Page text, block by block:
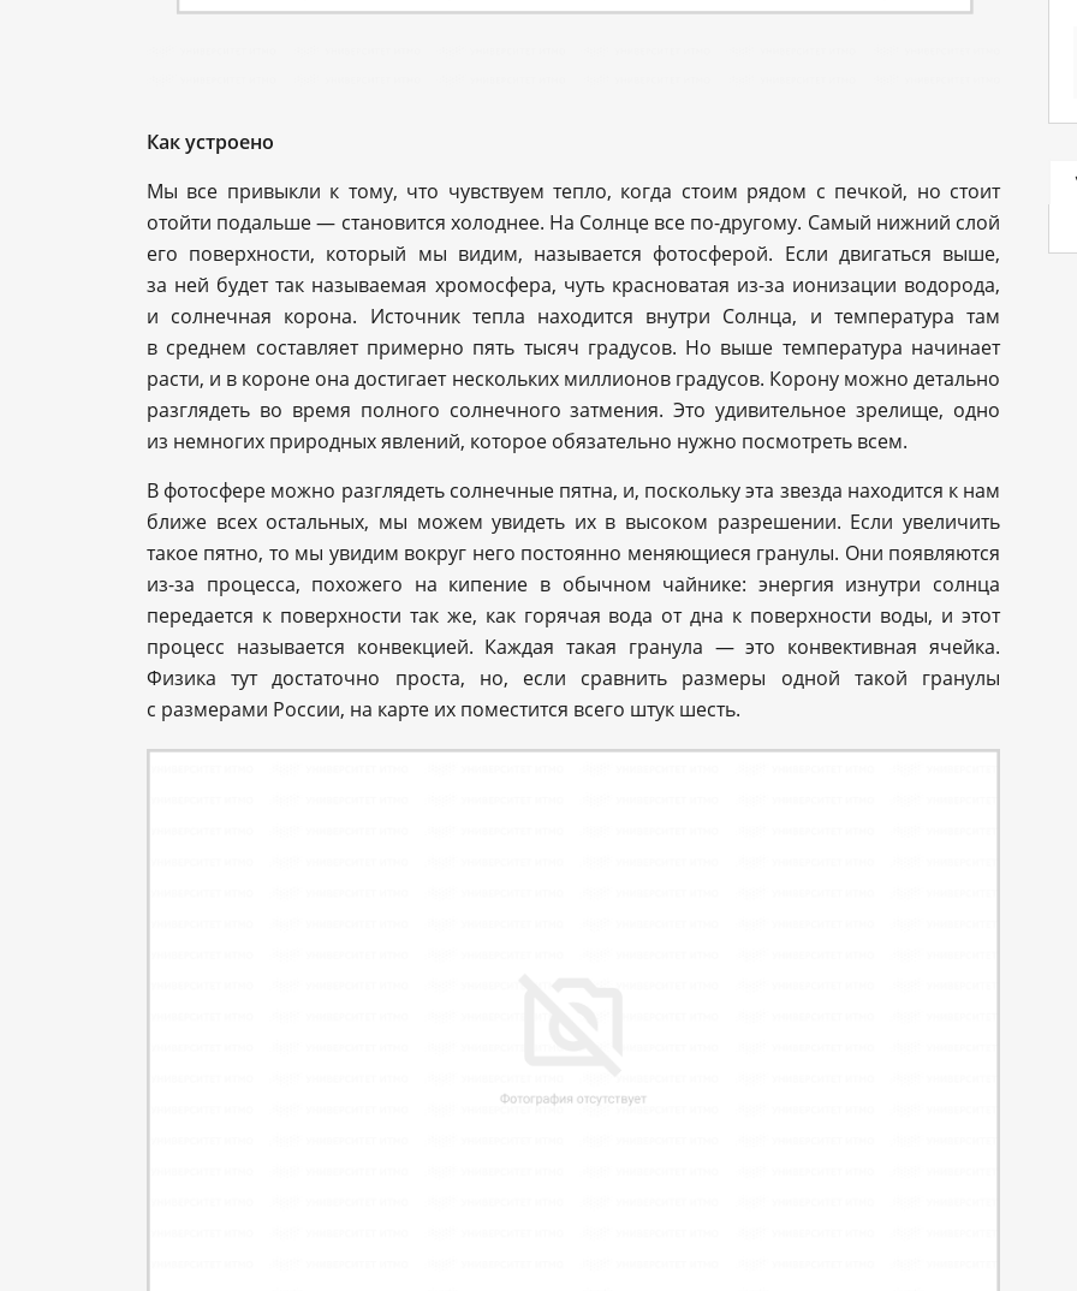
Как устроено
Мы все привыкли к тому, что чувствуем тепло, когда стоим рядом с печкой, но стоит
отойти подальше — становится холоднее. На Солнце все по-другому. Самый нижний слой
его поверхности, который мы видим, называется фотосферой. Если двигаться выше,
за ней будет так называемая хромосфера, чуть красноватая из-за ионизации водорода,
и солнечная корона. Источник тепла находится внутри Солнца, и температура там
в среднем составляет примерно пять тысяч градусов. Но выше температура начинает
расти, и в короне она достигает нескольких миллионов градусов. Корону можно детально
разглядеть во время полного солнечного затмения. Это удивительное зрелище, одно
из немногих природных явлений, которое обязательно нужно посмотреть всем.
В фотосфере можно разглядеть солнечные пятна, и, поскольку эта звезда находится к нам
ближе всех остальных, мы можем увидеть их в высоком разрешении. Если увеличить
такое пятно, то мы увидим вокруг него постоянно меняющиеся гранулы. Они появляются
из-за процесса, похожего на кипение в обычном чайнике: энергия изнутри солнца
передается к поверхности так же, как горячая вода от дна к поверхности воды, и этот
процесс называется конвекцией. Каждая такая гранула — это конвективная ячейка.
Физика тут достаточно проста, но, если сравнить размеры одной такой гранулы
с размерами России, на карте их поместится всего штук шесть.